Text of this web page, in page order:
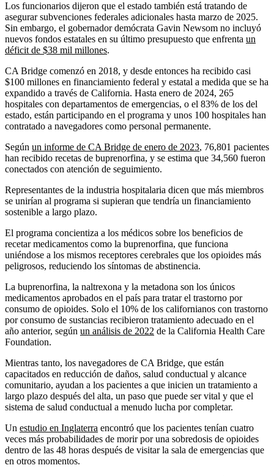
Los funcionarios dijeron que el estado también está tratando de
asegurar subvenciones federales adicionales hasta marzo de 2025.
Sin embargo, el gobernador demócrata Gavin Newsom no incluyó
nuevos fondos estatales en su último presupuesto que enfrenta un
déficit de $38 mil millones.
CA Bridge comenzó en 2018, y desde entonces ha recibido casi
$100 millones en financiamiento federal y estatal a medida que se ha
expandido a través de California. Hasta enero de 2024, 265
hospitales con departamentos de emergencias, o el 83% de los del
estado, están participando en el programa y unos 100 hospitales han
contratado a navegadores como personal permanente.
Según un informe de CA Bridge de enero de 2023, 76,801 pacientes
han recibido recetas de buprenorfina, y se estima que 34,560 fueron
conectados con atención de seguimiento.
Representantes de la industria hospitalaria dicen que más miembros
se unirían al programa si supieran que tendría un financiamiento
sostenible a largo plazo.
El programa concientiza a los médicos sobre los beneficios de
recetar medicamentos como la buprenorfina, que funciona
uniéndose a los mismos receptores cerebrales que los opioides más
peligrosos, reduciendo los síntomas de abstinencia.
La buprenorfina, la naltrexona y la metadona son los únicos
medicamentos aprobados en el país para tratar el trastorno por
consumo de opioides. Solo el 10% de los californianos con trastorno
por consumo de sustancias recibieron tratamiento adecuado en el
año anterior, según un análisis de 2022 de la California Health Care
Foundation.
Mientras tanto, los navegadores de CA Bridge, que están
capacitados en reducción de daños, salud conductual y alcance
comunitario, ayudan a los pacientes a que inicien un tratamiento a
largo plazo después del alta, un paso que puede ser vital y que el
sistema de salud conductual a menudo lucha por completar.
Un estudio en Inglaterra encontró que los pacientes tenían cuatro
veces más probabilidades de morir por una sobredosis de opioides
dentro de las 48 horas después de visitar la sala de emergencias que
en otros momentos.